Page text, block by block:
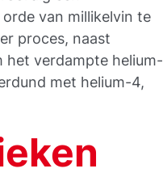
van millikelvin te
proces, naast
het verdampte helium-
met helium-4,